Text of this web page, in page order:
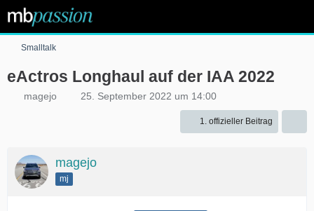
Smalltalk
eActros Longhaul auf der IAA 2022
magejo 25. September 2022 um 14:00
1. offizieller Beitrag
magejo
mj